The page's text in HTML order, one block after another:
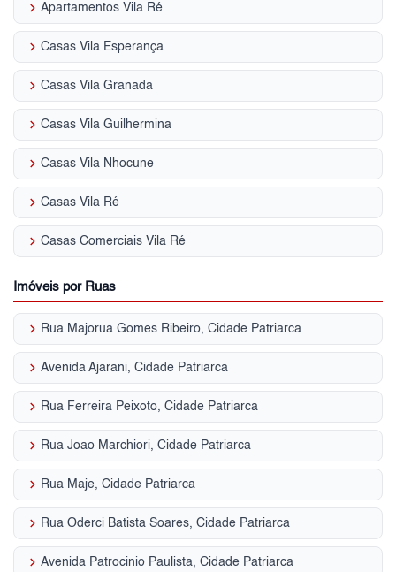
keyboard_arrow_right Apartamentos Vila Ré
keyboard_arrow_right Casas Vila Esperança
keyboard_arrow_right Casas Vila Granada
keyboard_arrow_right Casas Vila Guilhermina
keyboard_arrow_right Casas Vila Nhocune
keyboard_arrow_right Casas Vila Ré
keyboard_arrow_right Casas Comerciais Vila Ré
Imóveis por Ruas
keyboard_arrow_right Rua Majorua Gomes Ribeiro, Cidade Patriarca
keyboard_arrow_right Avenida Ajarani, Cidade Patriarca
keyboard_arrow_right Rua Ferreira Peixoto, Cidade Patriarca
keyboard_arrow_right Rua Joao Marchiori, Cidade Patriarca
keyboard_arrow_right Rua Maje, Cidade Patriarca
keyboard_arrow_right Rua Oderci Batista Soares, Cidade Patriarca
keyboard_arrow_right Avenida Patrocinio Paulista, Cidade Patriarca